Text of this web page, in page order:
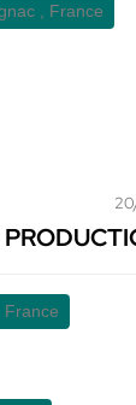
, France
France